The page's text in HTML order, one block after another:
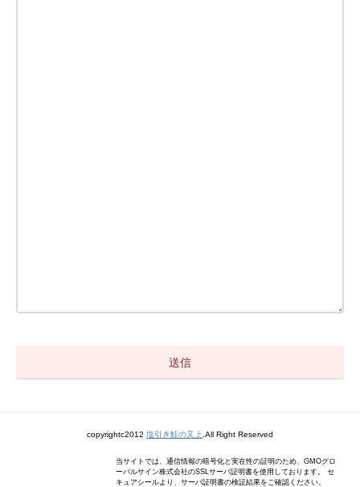
copyrightc2012 塩引き鮭の又上 .All Right Reserved
当サイトでは、通信情報の暗号化と実在性の証明のため、GMOグロ
ーバルサイン株式会社のSSLサーバ証明書を使用しております。 セ
キュアシールより、サーバ証明書の検証結果をご確認ください。